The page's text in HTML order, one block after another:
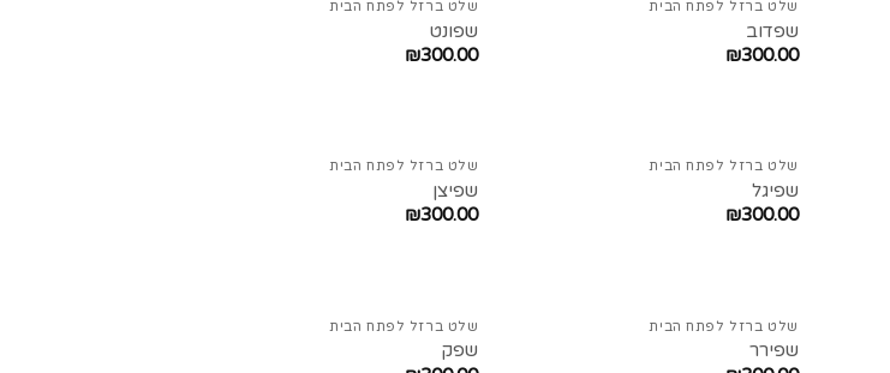
שלט ברזל לפתח הבית
שפדוב
₪300.00
שלט ברזל לפתח הבית
שפונט
₪300.00
שלט ברזל לפתח הבית
שפיגל
₪300.00
שלט ברזל לפתח הבית
שפיצן
₪300.00
שלט ברזל לפתח הבית
שפירר
שלט ברזל לפתח הבית
שפק